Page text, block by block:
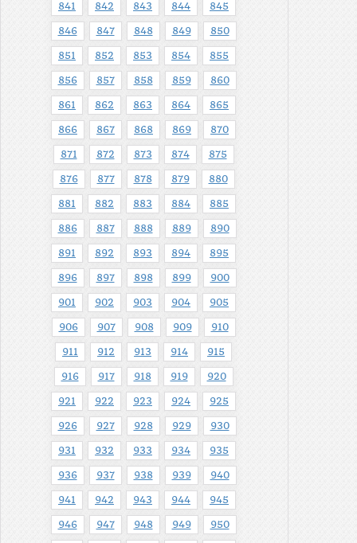
841 842 843 844 845
846 847 848 849 850
851 852 853 854 855
856 857 858 859 860
861 862 863 864 865
866 867 868 869 870
871 872 873 874 875
876 877 878 879 880
881 882 883 884 885
886 887 888 889 890
891 892 893 894 895
896 897 898 899 900
901 902 903 904 905
906 907 908 909 910
911 912 913 914 915
916 917 918 919 920
921 922 923 924 925
926 927 928 929 930
931 932 933 934 935
936 937 938 939 940
941 942 943 944 945
946 947 948 949 950